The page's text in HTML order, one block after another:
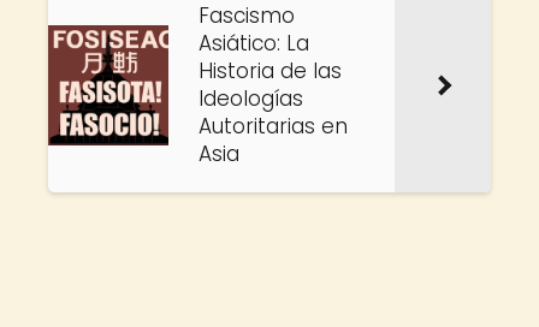
Fascismo
Asiático: La
Historia de las
Ideologías
Autoritarias en
Asia